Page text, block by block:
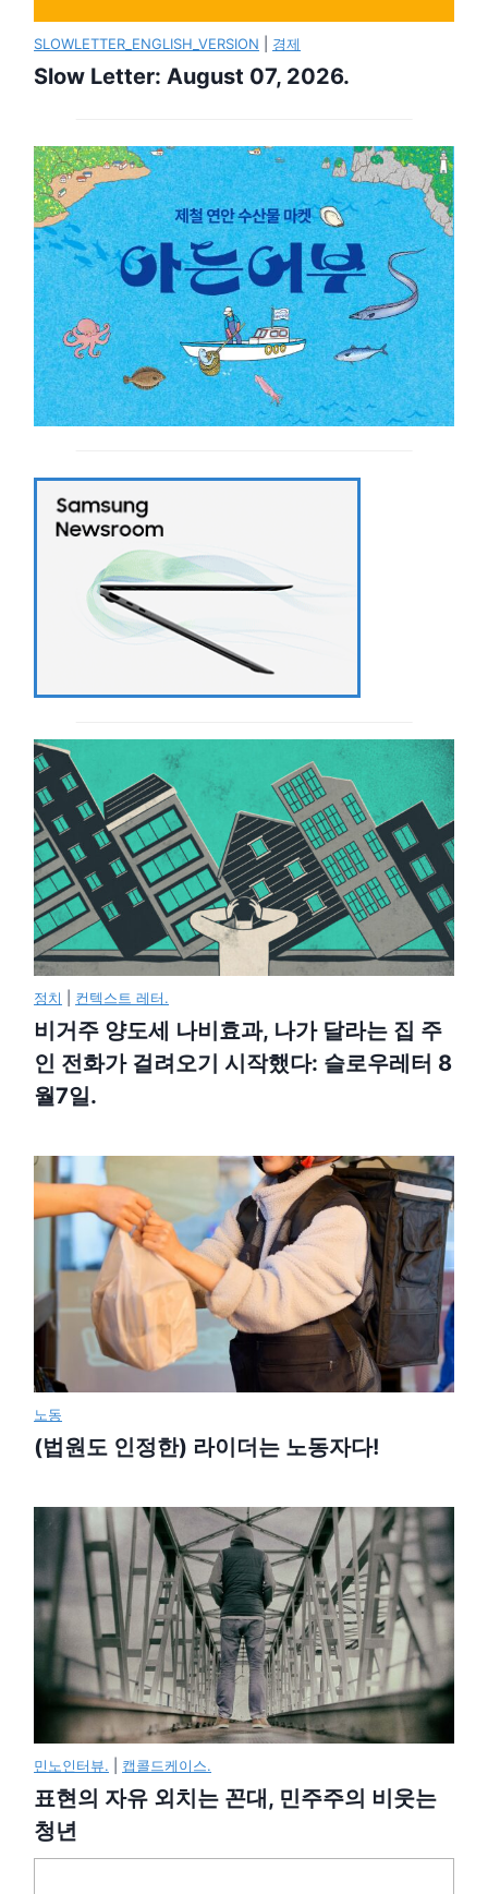
SLOWLETTER_ENGLISH_VERSION 경제
Slow Letter: August 07, 2026.
정치 컨텍스트 레터.
비거주 양도세 나비효과, 나가 달라는 집 주
인 전화가 걸려오기 시작했다: 슬로우레터 8
월7일.
노동
(법원도 인정한) 라이더는 노동자다!
민노인터뷰. 캡콜드케이스.
표현의 자유 외치는 꼰대, 민주주의 비웃는
청년